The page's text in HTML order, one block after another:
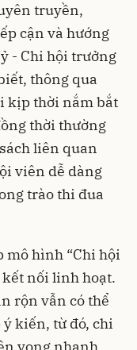
truyền,
cận và hướng
- Chi hội trưởng
thông qua
kịp thời nắm bắt
thời thường
liên quan
viên dễ dàng
trào thi đua
mô hình “Chi hội
kết nối linh hoạt.
rộn vẫn có thể
ý kiến, từ đó, chi